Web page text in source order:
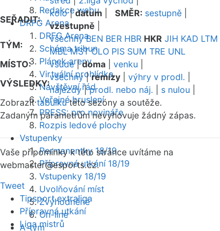
Redakce webu
DRFG Arena
DRFG Arena
Schéma tribun
Plánek areny
Virtuální prohlídka
Návštěvní řád
Veřejné bruslení
PRESS: pro novináře
Rozpis ledové plochy
Vstupenky
Permanentky 18/19
Přípravná utkání 18/19
Vstupenky 18/19
Uvolňování míst
Zvýhodněné
On-line
A-tým
SEŘADIT:
kolo|datum SMĚR: sestupně
vzestupně
TÝM:
všechny BEN BER HBR HKR JIH KAD LTM
MBL MST OLO PIS SUM TRE UNL
MÍSTO:
všude|doma venku
VÝSLEDKY:
všechny|remízy výhry v prodl.
nájezdy|prodl. nebo náj. s nulou
Zobrazittabulkutéto sezóny a soutěže.
Zadaným parametrům nevyhovuje žádný zápas.
Vaše připomínky k této stránce uvítáme na
webmaster@esports.cz.
Tweet
Tipsport extraliga
Přípravná utkání
Liga mistrů